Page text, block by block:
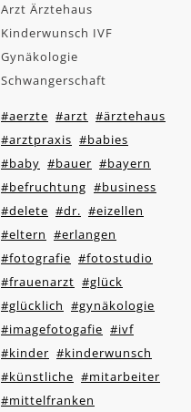
Arzt Ärztehaus
Kinderwunsch IVF
Gynäkologie
Schwangerschaft
#aerzte #arzt #ärztehaus
#arztpraxis #babies
#baby #bauer #bayern
#befruchtung #business
#delete #dr. #eizellen
#eltern #erlangen
#fotografie #fotostudio
#frauenarzt #glück
#glücklich #gynäkologie
#imagefotogafie #ivf
#kinder #kinderwunsch
#künstliche #mitarbeiter
#mittelfranken